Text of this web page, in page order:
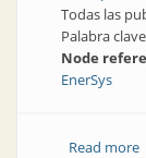
Todas las
Palabra
Node
EnerSys
Read more